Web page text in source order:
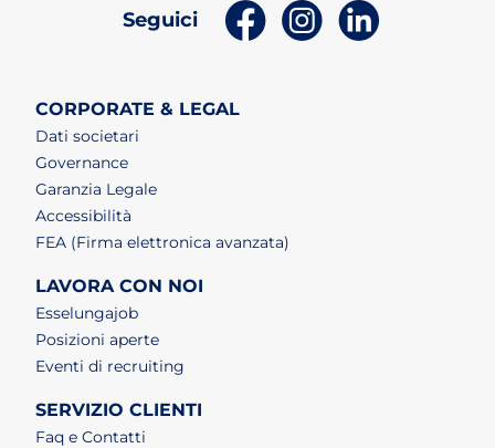
Seguici (apri in un nuovo tab)
(apri in un nuovo
CORPORATE & LEGAL
Dati societari
Governance
Garanzia Legale
Accessibilità
FEA (Firma elettronica avanzata)
LAVORA CON NOI
Esselungajob(apri in un nuovo tab)
Posizioni aperte(apri in un nuovo tab)
Eventi di recruiting
SERVIZIO CLIENTI
Faq e Contatti